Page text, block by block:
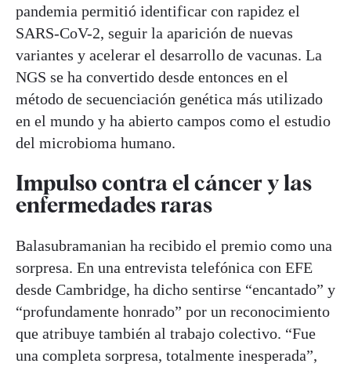
pandemia permitió identificar con rapidez el
SARS-CoV-2, seguir la aparición de nuevas
variantes y acelerar el desarrollo de vacunas. La
NGS se ha convertido desde entonces en el
método de secuenciación genética más utilizado
en el mundo y ha abierto campos como el estudio
del microbioma humano.
Impulso contra el cáncer y las
enfermedades raras
Balasubramanian ha recibido el premio como una
sorpresa. En una entrevista telefónica con EFE
desde Cambridge, ha dicho sentirse “encantado” y
“profundamente honrado” por un reconocimiento
que atribuye también al trabajo colectivo. “Fue
una completa sorpresa, totalmente inesperada”,